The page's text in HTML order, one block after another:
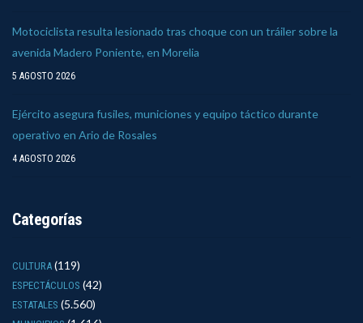
Motociclista resulta lesionado tras choque con un tráiler sobre la
avenida Madero Poniente, en Morelia
5 AGOSTO 2026
Ejército asegura fusiles, municiones y equipo táctico durante
operativo en Ario de Rosales
4 AGOSTO 2026
Categorías
CULTURA (119)
ESPECTÁCULOS (42)
ESTATALES (5.560)